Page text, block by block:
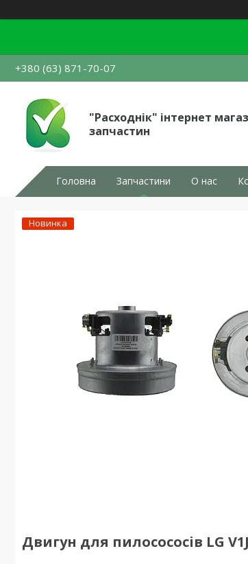
+380 (63) 871-70-07
"Расходнік" інтернет
запчастин
Головна Запчастини О нас
Новинка
Двигун для пилосососів LG